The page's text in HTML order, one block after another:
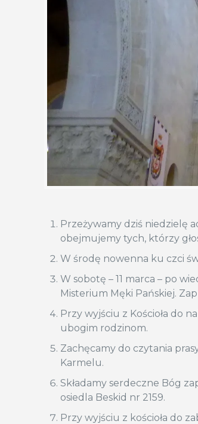
Przeżywamy dziś niedzielę
obejmujemy tych, którzy
W środę nowenna ku czci
W sobotę – 11 marca – po
Misterium Męki Pańskiej.
Przy wyjściu z Kościoła do
ubogim rodzinom.
Zachęcamy do czytania
Karmelu.
Składamy serdeczne Bóg
osiedla Beskid nr 2159.
Przy wyjściu z kościoła do